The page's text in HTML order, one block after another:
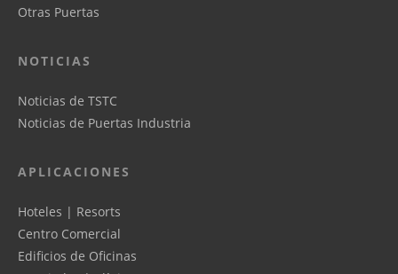
Otras Puertas
NOTICIAS
Noticias de TSTC
Noticias de Puertas Industria
APLICACIONES
Hoteles | Resorts
Centro Comercial
Edificios de Oficinas